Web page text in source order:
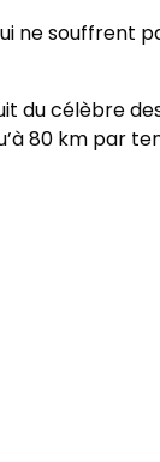
ne souffrent
du célèbre
80 km par